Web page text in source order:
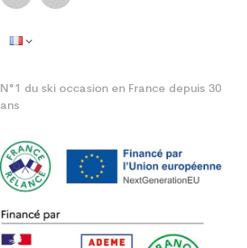
N°1 du ski occasion en France depuis 30
ans